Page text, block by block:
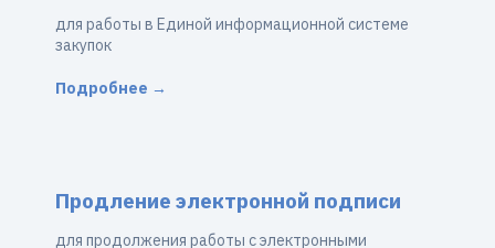
для работы в Единой информационной системе
закупок
Подробнее →
Продление электронной подписи
для продолжения работы с электронными